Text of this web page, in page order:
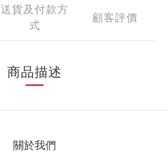
送貨及付款方
式
顧客評價
商品描述
關於我們